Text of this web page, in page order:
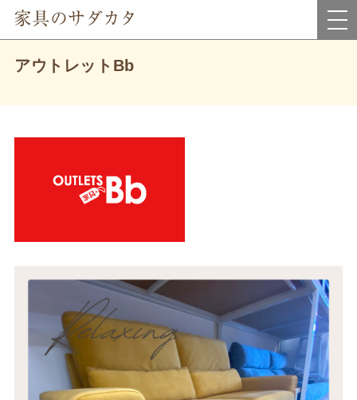
岡山県真庭市にあるインテリア家具・雑貨＆アウトレット家具のお店です。
アウトレットBb